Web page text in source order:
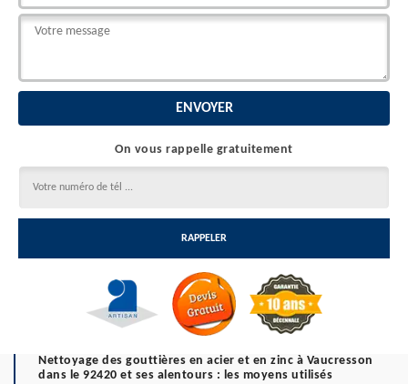
On vous rappelle gratuitement
Nettoyage des gouttières en acier et en zinc à Vaucresson
dans le 92420 et ses alentours : les moyens utilisés